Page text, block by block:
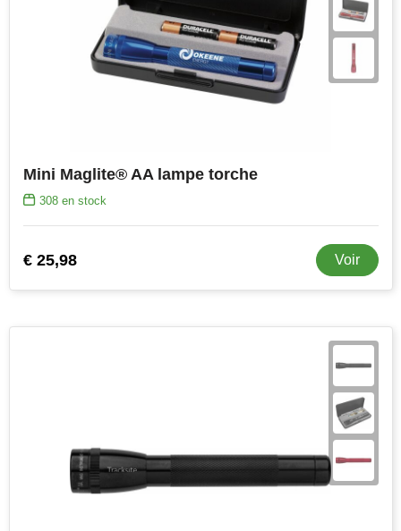
Mini Maglite® AA lampe torche
308en stock
€ 25,98 Voir